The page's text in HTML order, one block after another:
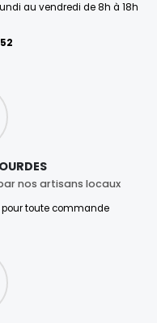
au vendredi de 8h à 18h
nos artisans locaux
pour toute commande